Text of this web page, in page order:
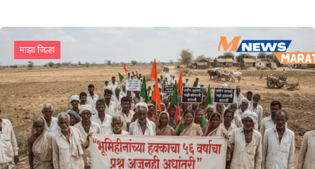
माझा जिल्हा